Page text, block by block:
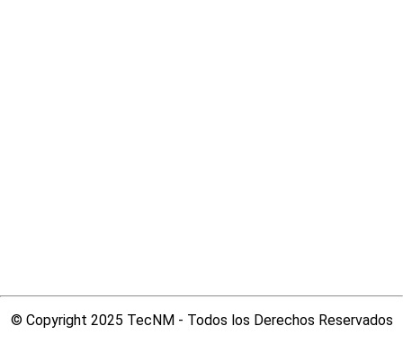
© Copyright 2025 TecNM - Todos los Derechos Reservados